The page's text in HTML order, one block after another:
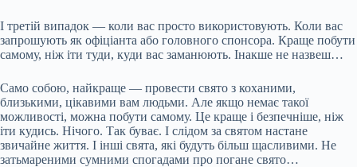
І третій випадок — коли вас просто використовують. Коли вас
запрошують як офіціанта або головного спонсора. Краще побути
самому, ніж іти туди, куди вас заманюють. Інакше не назвеш…
Само собою, найкраще — провести свято з коханими,
близькими, цікавими вам людьми. Але якщо немає такої
можливості, можна побути самому. Це краще і безпечніше, ніж
іти кудись. Нічого. Так буває. І слідом за святом настане
звичайне життя. І інші свята, які будуть більш щасливими. Не
затьмареними сумними спогадами про погане свято…